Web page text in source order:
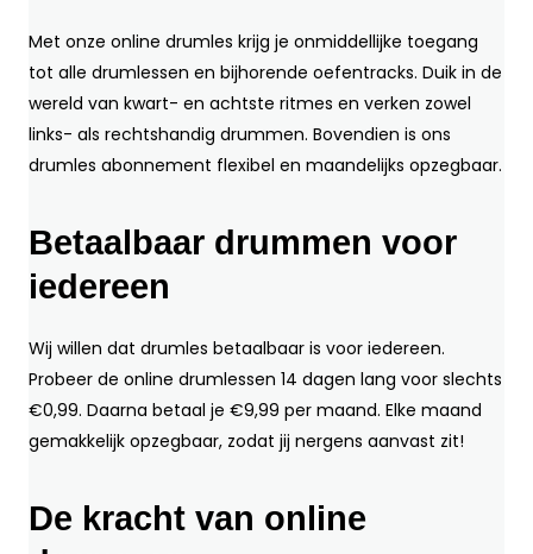
Met onze online drumles krijg je onmiddellijke toegang
tot alle drumlessen en bijhorende oefentracks. Duik in de
wereld van kwart- en achtste ritmes en verken zowel
links- als rechtshandig drummen. Bovendien is ons
drumles abonnement flexibel en maandelijks opzegbaar.
Betaalbaar drummen voor
iedereen
Wij willen dat drumles betaalbaar is voor iedereen.
Probeer de online drumlessen 14 dagen lang voor slechts
€0,99. Daarna betaal je €9,99 per maand. Elke maand
gemakkelijk opzegbaar, zodat jij nergens aanvast zit!
De kracht van online